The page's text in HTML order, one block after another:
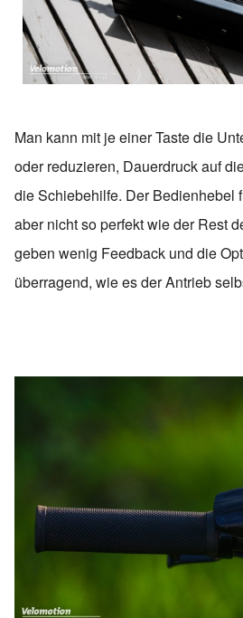
Man kann mit je einer Taste die
oder reduzieren, Dauerdruck auf
die Schiebehilfe. Der Bedienhebel
aber nicht so perfekt wie der Rest
geben wenig Feedback und die
überragend, wie es der Antrieb